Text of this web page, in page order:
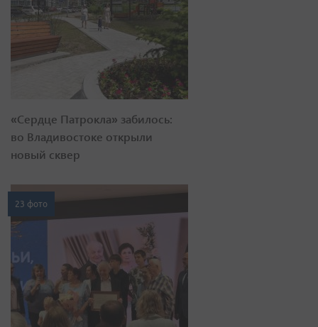
«Сердце Патрокла» забилось:
во Владивостоке открыли
новый сквер
23 фото